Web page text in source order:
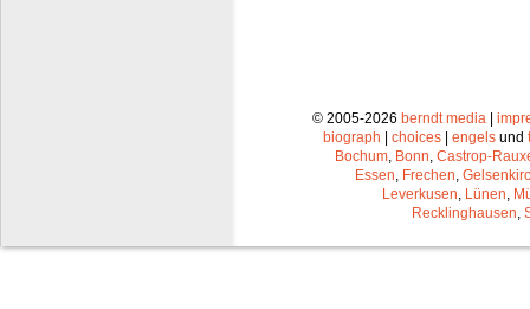
© 2005-2026 berndt media |
biograph | choices | engels und
Bochum Bonn Castrop-
Essen Frechen
Leverkusen Lünen
Recklinghausen